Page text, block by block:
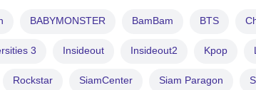
BABYMONSTER BamBam BTS
3 Insideout Insideout2 Kpop
Rockstar SiamCenter Siam Paragon